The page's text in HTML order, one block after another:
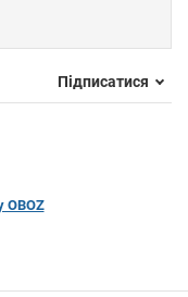
Підписатися
OBOZ